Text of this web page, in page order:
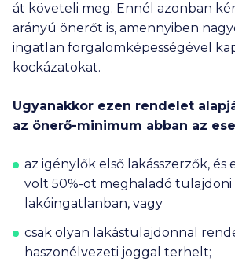
át követeli meg. Ennél azonban
arányú önerőt is, amennyiben
ingatlan forgalomképességével
kockázatokat.
Ugyanakkor ezen rendelet
az önerő-minimum abban az
az igénylők első lakásszerzők, és
volt 50%-ot meghaladó tulajdoni
lakóingatlanban, vagy
csak olyan lakástulajdonnal
haszonélvezeti joggal terhelt;